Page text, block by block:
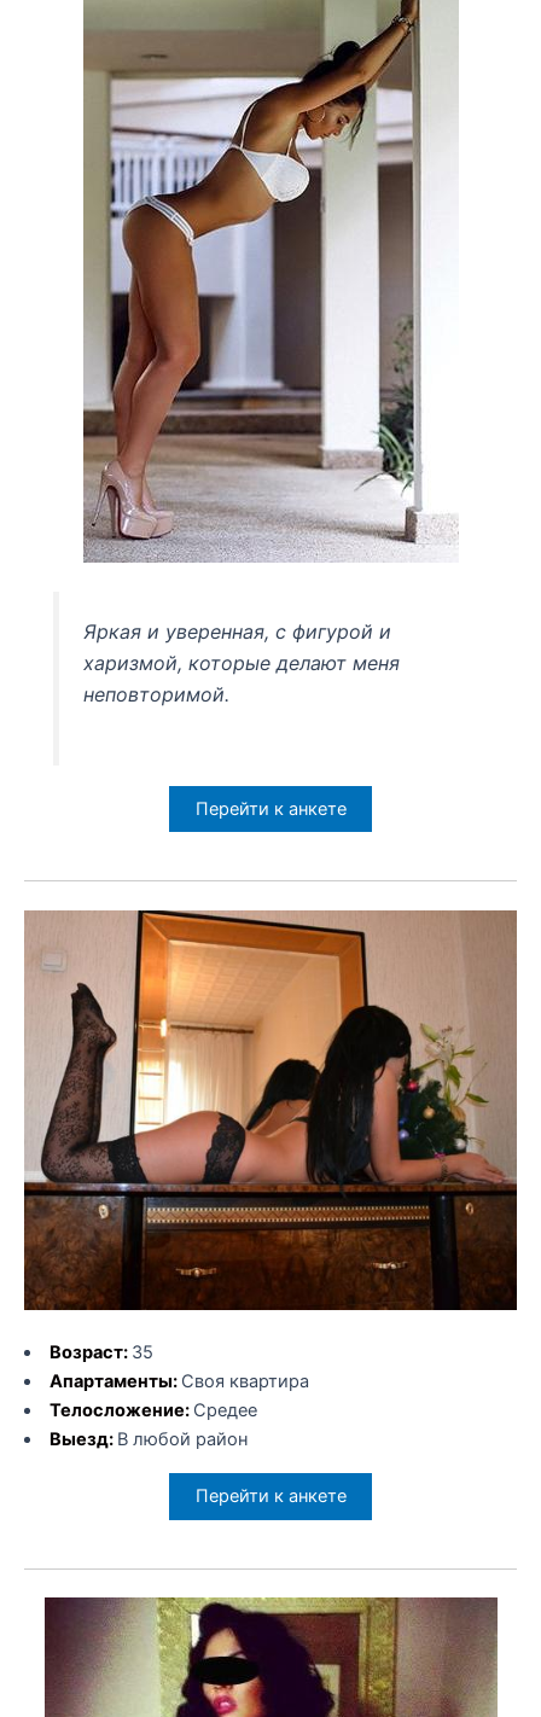
Яркая и уверенная, с фигурой и
харизмой, которые делают меня
неповторимой.
Перейти к анкете
Возраст: 35
Апартаменты: Своя квартира
Телосложение: Средее
Выезд: В любой район
Перейти к анкете